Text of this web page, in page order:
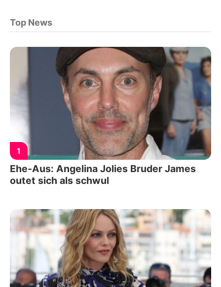
Top News
1
Ehe-Aus: Angelina Jolies Bruder James
outet sich als schwul